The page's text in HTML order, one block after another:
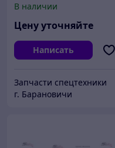
John Deere 6100MC,
6105R, 6105J, 5425N, 5625,
5082E
В наличии
Цену уточняйте
Написать
Запчасти спецтехники
г. Барановичи